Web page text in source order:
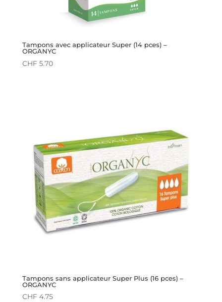
Tampons avec applicateur Super (14 pces) –
ORGANYC
CHF5.70
Tampons sans applicateur Super Plus (16 pces) –
ORGANYC
CHF4.75